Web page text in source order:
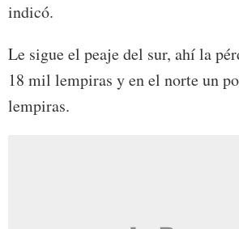
indicó.
Le sigue el peaje del sur, ahí la
18 mil lempiras y en el norte un
lempiras.